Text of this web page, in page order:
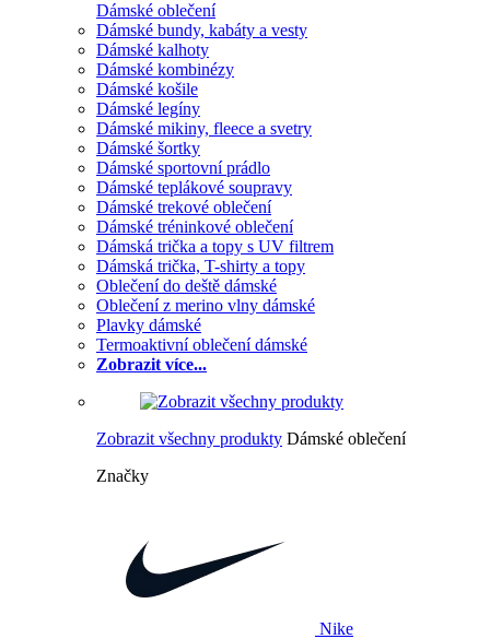
Dámské oblečení
Dámské bundy, kabáty a vesty
Dámské kalhoty
Dámské kombinézy
Dámské košile
Dámské legíny
Dámské mikiny, fleece a svetry
Dámské šortky
Dámské sportovní prádlo
Dámské teplákové soupravy
Dámské trekové oblečení
Dámské tréninkové oblečení
Dámská trička a topy s UV filtrem
Dámská trička, T-shirty a topy
Oblečení do deště dámské
Oblečení z merino vlny dámské
Plavky dámské
Termoaktivní oblečení dámské
Zobrazit více...
Zobrazit všechny produkty Dámské oblečení
Značky
Nike